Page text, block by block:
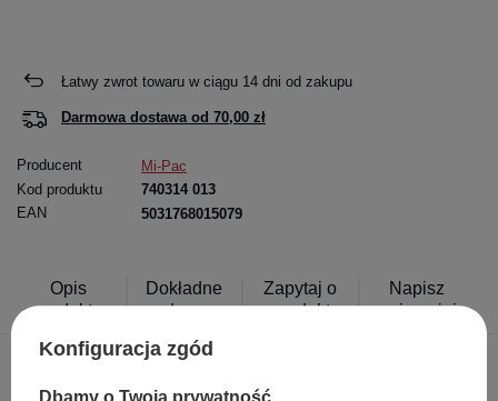
Łatwy zwrot towaru w ciągu 14 dni od zakupu
Darmowa dostawa od 70,00 zł
Producent
Mi-Pac
Kod produktu
740314 013
EAN
5031768015079
Opis
produktu
Dokładne
dane
Zapytaj o
produkt
Napisz
swoją opinię
Konfiguracja zgód
Dbamy o Twoją prywatność